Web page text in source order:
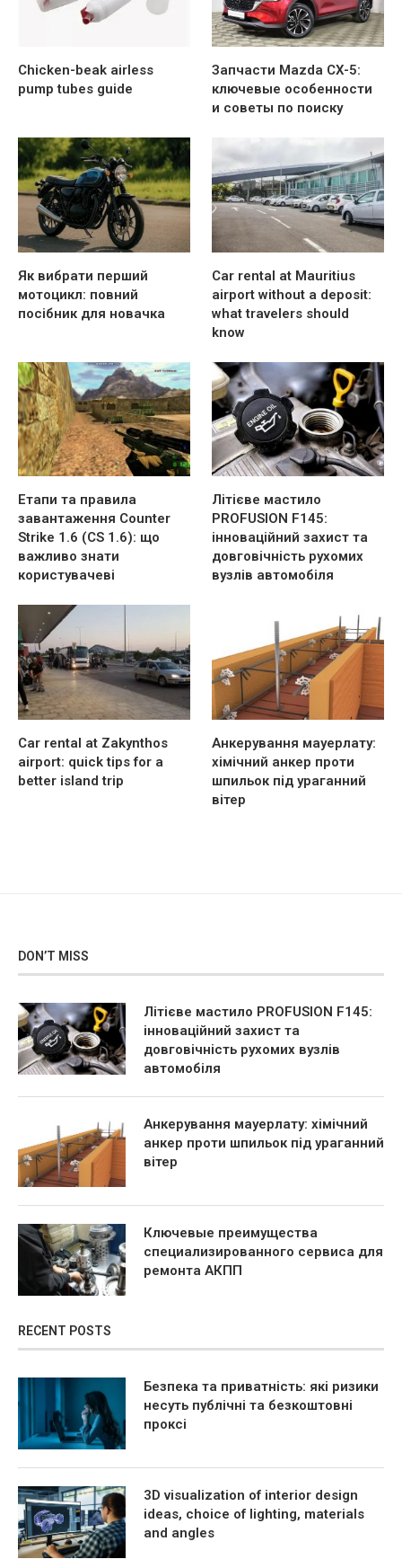
Chicken-beak airless
pump tubes guide
Запчасти Mazda CX-5:
ключевые особенности
и советы по поиску
Як вибрати перший
мотоцикл: повний
посібник для новачка
Car rental at Mauritius
airport without a deposit:
what travelers should
know
Етапи та правила
завантаження Counter
Strike 1.6 (CS 1.6): що
важливо знати
користувачеві
Літієве мастило
PROFUSION F145:
інноваційний захист та
довговічність рухомих
вузлів автомобіля
Car rental at Zakynthos
airport: quick tips for a
better island trip
Анкерування мауерлату:
хімічний анкер проти
шпильок під ураганний
вітер
DON’T MISS
Літієве мастило PROFUSION F145:
інноваційний захист та
довговічність рухомих вузлів
автомобіля
Анкерування мауерлату: хімічний
анкер проти шпильок під ураганний
вітер
Ключевые преимущества
специализированного сервиса для
ремонта АКПП
RECENT POSTS
Безпека та приватність: які ризики
несуть публічні та безкоштовні
проксі
3D visualization of interior design
ideas, choice of lighting, materials
and angles